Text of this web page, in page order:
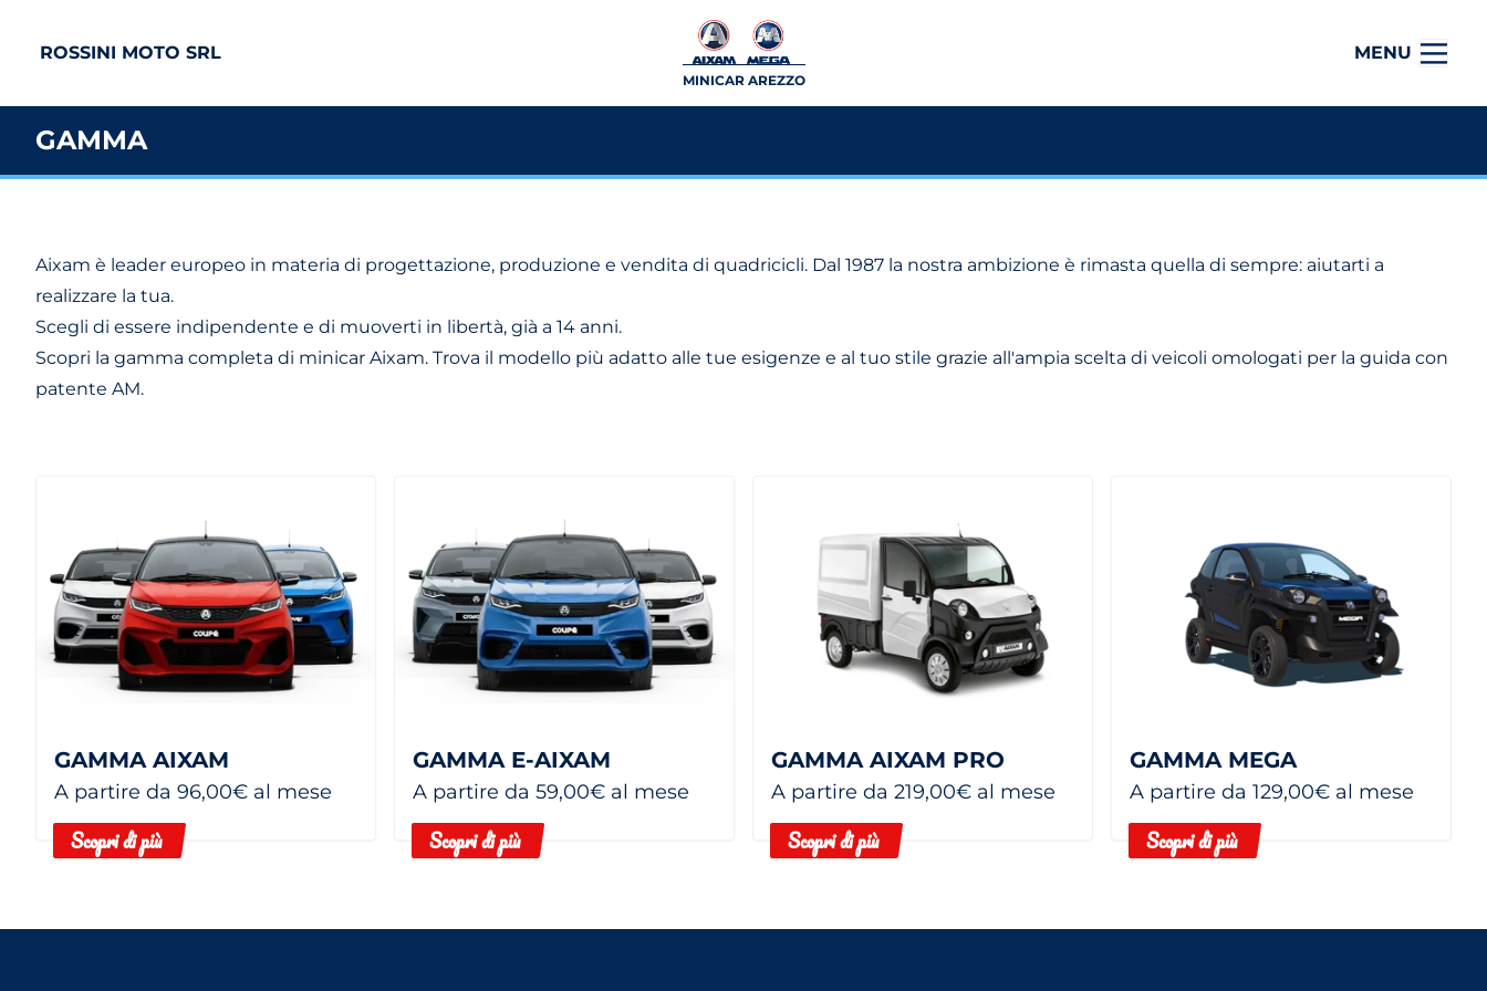
ROSSINI MOTO SRL
MINICAR AREZZO
MENU
GAMMA
Aixam è leader europeo in materia di progettazione, produzione e vendita di quadricicli. Dal 1987 la nostra ambizione è rimasta quella di sempre: aiutarti a
realizzare la tua.
Scegli di essere indipendente e di muoverti in libertà, già a 14 anni.
Scopri la gamma completa di minicar Aixam. Trova il modello più adatto alle tue esigenze e al tuo stile grazie all'ampia scelta di veicoli omologati per la guida con
patente AM.
GAMMA AIXAM
A partire da 96,00€ al mese
Scopri di più
GAMMA E-AIXAM
A partire da 59,00€ al mese
Scopri di più
GAMMA AIXAM PRO
A partire da 219,00€ al mese
Scopri di più
GAMMA MEGA
A partire da 129,00€ al mese
Scopri di più